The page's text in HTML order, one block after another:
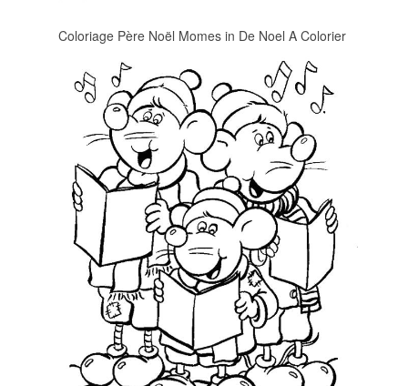
Coloriage Père Noël Momes in De Noel A Colorier